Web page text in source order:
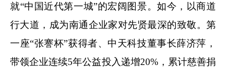
就“中国近代第一城”的宏阔图景。如今，以商道
行大道，成为南通企业家对先贤最深的致敬。第
一座“张謇杯”获得者、中天科技董事长薛济萍，
带领企业连续5年公益投入递增20%，累计慈善捐